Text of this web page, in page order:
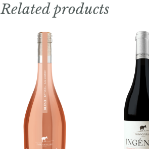
Related products